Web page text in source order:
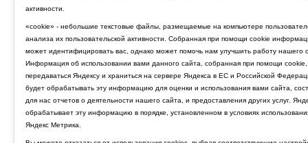
активности.
«cookie» - небольшие текстовые файлы, размещаемые на компьютере
анализа их пользовательской активности. Собранная при помощи cookie
может идентифицировать вас, однако может помочь нам улучшить работу нашего
Информация об использовании вами данного сайта, собранная при помощи cookie,
передаваться Яндексу и храниться на сервере Яндекса в ЕС и Российской
будет обрабатывать эту информацию для оценки и использования вами сайта,
для нас отчетов о деятельности нашего сайта, и предоставления других услуг.
обрабатывает эту информацию в порядке, установленном в условиях
Яндекс Метрика.